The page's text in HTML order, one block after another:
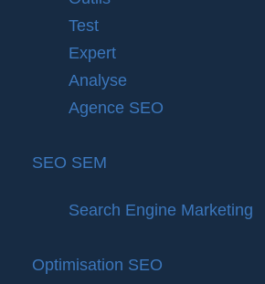
Test
Expert
Analyse
Agence SEO
SEO SEM
Search Engine Marketing
Optimisation SEO